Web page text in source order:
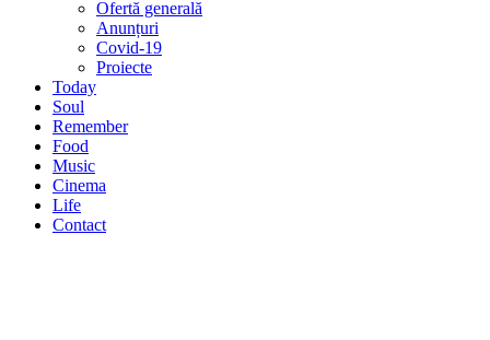
Ofertă generală
Anunțuri
Covid-19
Proiecte
Today
Soul
Remember
Food
Music
Cinema
Life
Contact